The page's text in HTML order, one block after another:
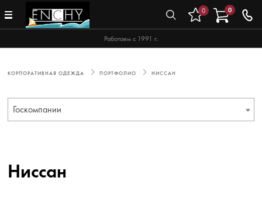
Работаем с 1991 г.
0 0
КОРПОРАТИВНАЯ ОДЕЖДА ПОРТФОЛИО НИССАН
Госкомпании
Ниссан